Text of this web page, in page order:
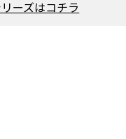
ーズはコチラ